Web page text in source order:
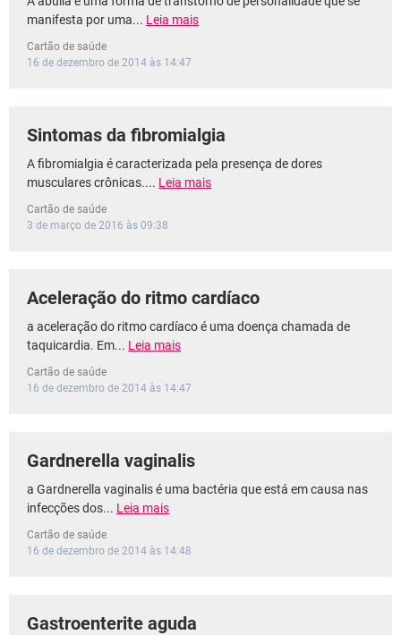
manifesta por uma... Leia mais
Cartão de saúde
16 de dezembro de 2014 às 14:47
Sintomas da fibromialgia
A fibromialgia é caracterizada pela presença de dores
musculares crônicas.... Leia mais
Cartão de saúde
3 de março de 2016 às 09:38
Aceleração do ritmo cardíaco
a aceleração do ritmo cardíaco é uma doença chamada de
taquicardia. Em... Leia mais
Cartão de saúde
16 de dezembro de 2014 às 14:47
Gardnerella vaginalis
a Gardnerella vaginalis é uma bactéria que está em causa nas
infecções dos... Leia mais
Cartão de saúde
16 de dezembro de 2014 às 14:48
Gastroenterite aguda